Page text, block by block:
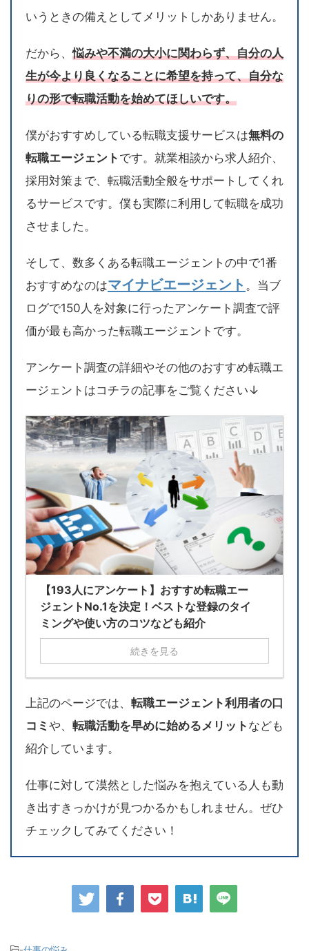
いうときの備えとしてメリットしかありません。
だから、悩みや不満の大小に関わらず、自分の人
生が今より良くなることに希望を持って、自分な
りの形で転職活動を始めてほしいです。
僕がおすすめしている転職支援サービスは無料の
転職エージェント です。就業相談から求人紹介、
採用対策まで、転職活動全般をサポートしてくれ
るサービスです。僕も実際に利用して転職を成功
させました。
そして、数多くある転職エージェントの中で1番
おすすめなのはマイナビエージェント 。当ブ
ログで150人を対象に行ったアンケート調査で評
価が最も高かった転職エージェントです。
アンケート調査の詳細やその他のおすすめ転職エ
ージェントはコチラの記事をご覧ください↓
【193人にアンケート】おすすめ転職エー
ジェントNo.1を決定！ベストな登録のタイ
ミングや使い方のコツなども紹介
続きを見る
上記のページでは、 転職エージェント利用者の口
コミ や、 転職活動を早めに始めるメリット なども
紹介しています。
仕事に対して漠然とした悩みを抱えている人も動
き出すきっかけが見つかるかもしれません。ぜひ
チェックしてみてください！